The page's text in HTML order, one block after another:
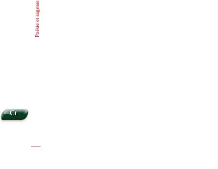
Ct
Poésie et sagesse
|
|